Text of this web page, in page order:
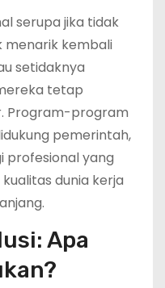
serupa jika tidak
menarik kembali
setidaknya
tetap
Program-program
pemerintah,
profesional yang
dunia kerja
Apa